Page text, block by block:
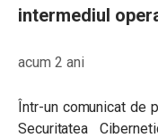
intermediul
acum 2 ani
Într-un comunicat de
Securitatea